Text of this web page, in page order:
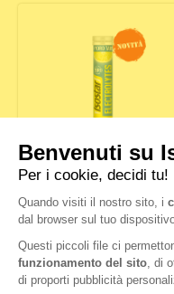
ELETTROLITI –
HYDROTABS IMMUNITY
GUSTO LIMONE